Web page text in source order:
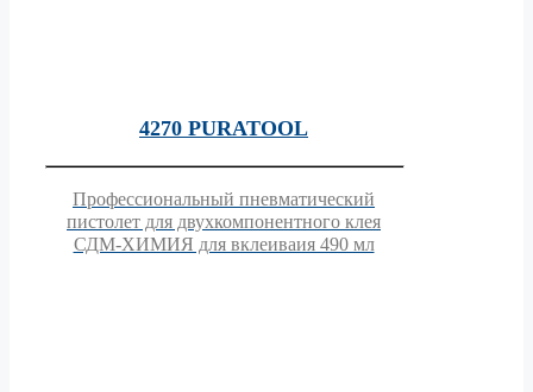
4270 PURATOOL
Профессиональный пневматический
пистолет для двухкомпонентного клея
СДМ-ХИМИЯ для вклеиваия 490 мл